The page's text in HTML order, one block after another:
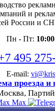
и
России и
Пн - Пт:
495
E-mail:
проезда и
Max